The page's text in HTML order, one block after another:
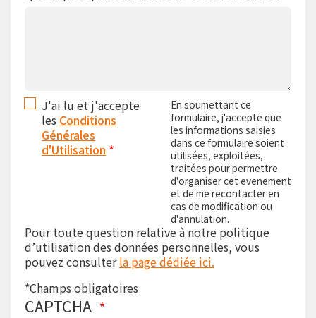
J'ai lu et j'accepte
les Conditions
Générales
d'Utilisation
En soumettant ce
formulaire, j'accepte que
les informations saisies
dans ce formulaire soient
utilisées, exploitées,
traitées pour permettre
d'organiser cet evenement
et de me recontacter en
cas de modification ou
d'annulation.
Pour toute question relative à notre politique
d’utilisation des données personnelles, vous
pouvez consulterla page dédiée ici.
*Champs obligatoires
CAPTCHA